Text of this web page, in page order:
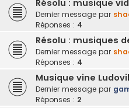
Résolu : musique
Dernier message par
Réponses : 4
Résolu : musiques
Dernier message par
Réponses : 4
Musique vine
Dernier message par
Réponses : 2